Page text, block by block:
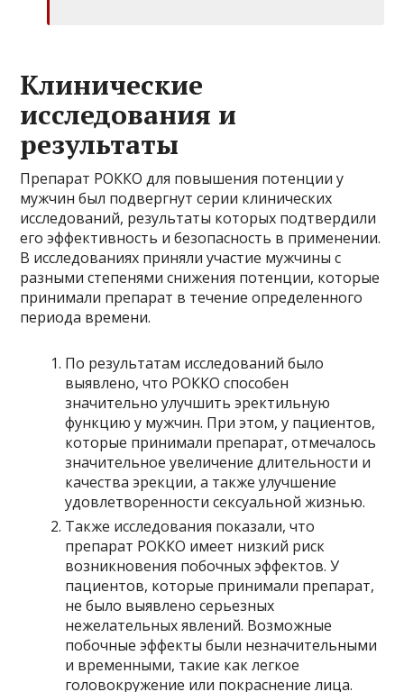
Клинические
исследования и
результаты
Препарат РОККО для повышения потенции у
мужчин был подвергнут серии клинических
исследований, результаты которых подтвердили
его эффективность и безопасность в применении.
В исследованиях приняли участие мужчины с
разными степенями снижения потенции, которые
принимали препарат в течение определенного
периода времени.
По результатам исследований было
выявлено, что РОККО способен
значительно улучшить эректильную
функцию у мужчин. При этом, у пациентов,
которые принимали препарат, отмечалось
значительное увеличение длительности и
качества эрекции, а также улучшение
удовлетворенности сексуальной жизнью.
Также исследования показали, что
препарат РОККО имеет низкий риск
возникновения побочных эффектов. У
пациентов, которые принимали препарат,
не было выявлено серьезных
нежелательных явлений. Возможные
побочные эффекты были незначительными
и временными, такие как легкое
головокружение или покраснение лица.